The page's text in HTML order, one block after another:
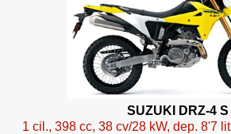
SUZUKI DRZ-4 S
1 cil., 398 cc, 38 cv/28 kW, dep. 8'7